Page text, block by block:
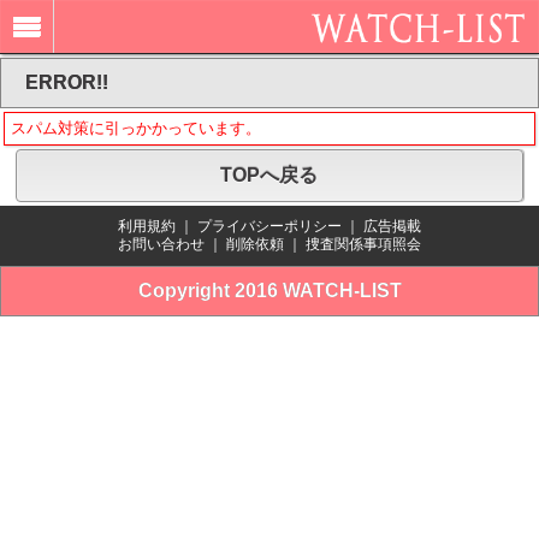
ERROR!!
スパム対策に引っかかっています。
TOPへ戻る
利用規約 プライバシーポリシー
広告掲載
お問い合わせ
削除依頼 捜査関係事項照会
Copyright 2016 WATCH-LIST